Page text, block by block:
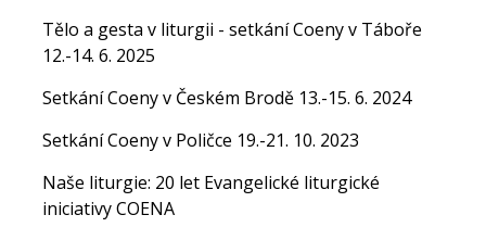
Tělo a gesta v liturgii - setkání Coeny v Táboře
12.-14. 6. 2025
Setkání Coeny v Českém Brodě 13.-15. 6. 2024
Setkání Coeny v Poličce 19.-21. 10. 2023
Naše liturgie: 20 let Evangelické liturgické
iniciativy COENA